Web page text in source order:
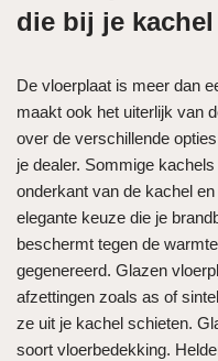
die bij je
De vloerplaat is meer dan
maakt ook het uiterlijk van
over de verschillende
je dealer. Sommige
onderkant van de kachel
elegante keuze die je
beschermt tegen de
gegenereerd. Glazen
afzettingen zoals as of
ze uit je kachel schieten.
soort vloerbedekking.